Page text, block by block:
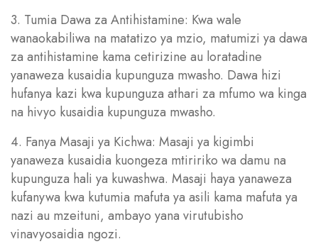
3. Tumia Dawa za Antihistamine: Kwa wale
wanaokabiliwa na matatizo ya mzio, matumizi ya dawa
za antihistamine kama cetirizine au loratadine
yanaweza kusaidia kupunguza mwasho. Dawa hizi
hufanya kazi kwa kupunguza athari za mfumo wa kinga
na hivyo kusaidia kupunguza mwasho.
4. Fanya Masaji ya Kichwa: Masaji ya kigimbi
yanaweza kusaidia kuongeza mtiririko wa damu na
kupunguza hali ya kuwashwa. Masaji haya yanaweza
kufanywa kwa kutumia mafuta ya asili kama mafuta ya
nazi au mzeituni, ambayo yana virutubisho
vinavyosaidia ngozi.